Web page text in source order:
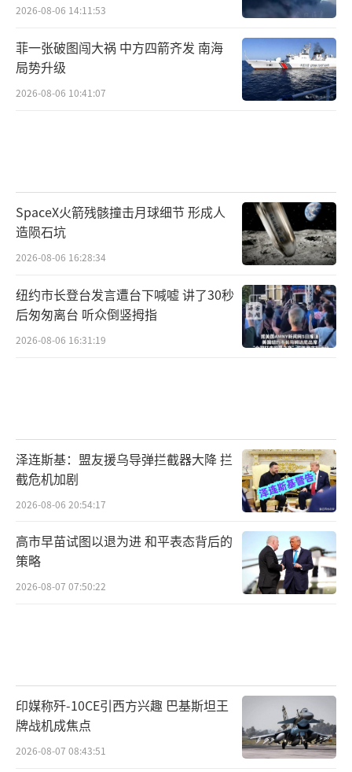
2026-08-06 14:11:53
菲一张破图闯大祸 中方四箭齐发 南海
局势升级
2026-08-06 10:41:07
SpaceX火箭残骸撞击月球细节 形成人
造陨石坑
2026-08-06 16:28:34
纽约市长登台发言遭台下喊嘘 讲了30秒
后匆匆离台 听众倒竖拇指
2026-08-06 16:31:19
泽连斯基：盟友援乌导弹拦截器大降 拦
截危机加剧
2026-08-06 20:54:17
高市早苗试图以退为进 和平表态背后的
策略
2026-08-07 07:50:22
印媒称歼-10CE引西方兴趣 巴基斯坦王
牌战机成焦点
2026-08-07 08:43:51